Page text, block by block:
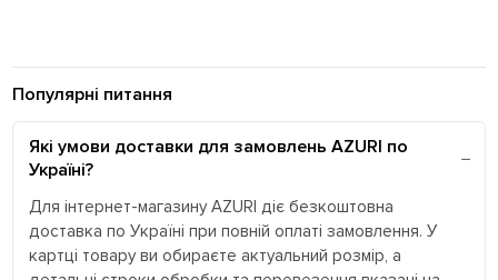
Популярні питання
Які умови доставки для замовлень AZURI по
Україні?
Для інтернет-магазину AZURI діє безкоштовна
доставка по Україні при повній оплаті замовлення. У
картці товару ви обираєте актуальний розмір, а